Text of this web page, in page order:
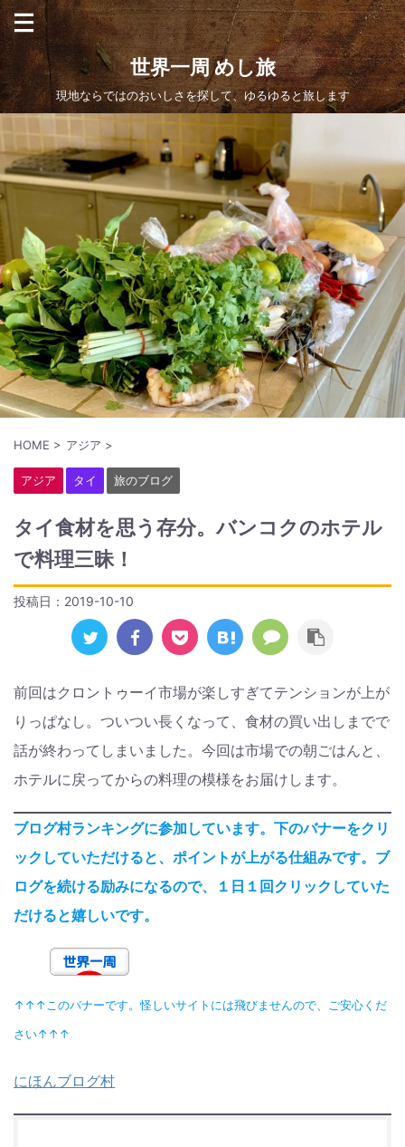
世界一周 めし旅
現地ならではのおいしさを探して、ゆるゆると旅します
HOME > アジア >
アジア タイ 旅のブログ
タイ食材を思う存分。バンコクのホテル
で料理三昧！
投稿日： 2019-10-10
前回はクロントゥーイ市場が楽しすぎてテンションが上が
りっぱなし。ついつい長くなって、食材の買い出しまでで
話が終わってしまいました。今回は市場での朝ごはんと、
ホテルに戻ってからの料理の模様をお届けします。
ブログ村ランキングに参加しています。下のバナーをクリ
ックしていただけると、ポイントが上がる仕組みです。ブ
ログを続ける励みになるので、１日１回クリックしていた
だけると嬉しいです。
↑↑↑このバナーです。怪しいサイトには飛びませんので、ご安心くだ
さい↑↑↑
にほんブログ村